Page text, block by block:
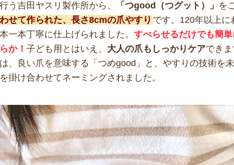
う吉田ヤスリ製作所から、 「つgood（つグット）」 を
せて作られた、長さ8cmの爪やすり です。120年以上に
一本丁寧に仕上げられました。 すべらせるだけでも簡
か！ 子ども用とはいえ、 大人の爪もしっかりケアでき
、良い爪を意味する「つめgood」と、やすりの技術を
掛け合わせてネーミングされました。